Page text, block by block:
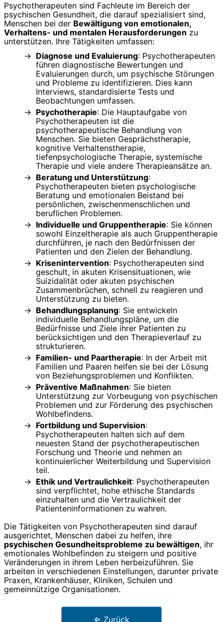
Psychotherapeuten sind Fachleute im Bereich der
psychischen Gesundheit, die darauf spezialisiert sind,
Menschen bei der Bewältigung von emotionalen,
Verhaltens- und mentalen Herausforderungen zu
unterstützen. Ihre Tätigkeiten umfassen:
Diagnose und Evaluierung: Psychotherapeuten
führen diagnostische Bewertungen und
Evaluierungen durch, um psychische Störungen
und Probleme zu identifizieren. Dies kann
Interviews, standardisierte Tests und
Beobachtungen umfassen.
Psychotherapie: Die Hauptaufgabe von
Psychotherapeuten ist die
psychotherapeutische Behandlung von
Menschen. Sie bieten Gesprächstherapie,
kognitive Verhaltenstherapie,
tiefenpsychologische Therapie, systemische
Therapie und viele andere Therapieansätze an.
Beratung und Unterstützung:
Psychotherapeuten bieten psychologische
Beratung und emotionalen Beistand bei
persönlichen, zwischenmenschlichen und
beruflichen Problemen.
Individuelle und Gruppentherapie: Sie können
sowohl Einzeltherapie als auch Gruppentherapie
durchführen, je nach den Bedürfnissen der
Patienten und den Zielen der Behandlung.
Krisenintervention: Psychotherapeuten sind
geschult, in akuten Krisensituationen, wie
Suizidalität oder akuten psychischen
Zusammenbrüchen, schnell zu reagieren und
Unterstützung zu bieten.
Behandlungsplanung: Sie entwickeln
individuelle Behandlungspläne, um die
Bedürfnisse und Ziele ihrer Patienten zu
berücksichtigen und den Therapieverlauf zu
strukturieren.
Familien- und Paartherapie: In der Arbeit mit
Familien und Paaren helfen sie bei der Lösung
von Beziehungsproblemen und Konflikten.
Präventive Maßnahmen: Sie bieten
Unterstützung zur Vorbeugung von psychischen
Problemen und zur Förderung des psychischen
Wohlbefindens.
Fortbildung und Supervision:
Psychotherapeuten halten sich auf dem
neuesten Stand der psychotherapeutischen
Forschung und Theorie und nehmen an
kontinuierlicher Weiterbildung und Supervision
teil.
Ethik und Vertraulichkeit: Psychotherapeuten
sind verpflichtet, hohe ethische Standards
einzuhalten und die Vertraulichkeit der
Patienteninformationen zu wahren.
Die Tätigkeiten von Psychotherapeuten sind darauf
ausgerichtet, Menschen dabei zu helfen, ihre
psychischen Gesundheitsprobleme zu bewältigen, ihr
emotionales Wohlbefinden zu steigern und positive
Veränderungen in ihrem Leben herbeizuführen. Sie
arbeiten in verschiedenen Einstellungen, darunter private
Praxen, Krankenhäuser, Kliniken, Schulen und
gemeinnützige Organisationen.
⇐ Zurück